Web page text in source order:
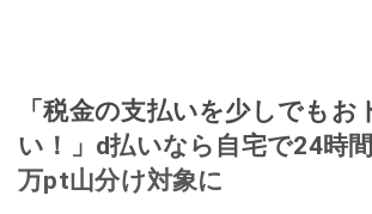
「税金の支払いを少しでもお
い！」d払いなら自宅で24時
万pt山分け対象に